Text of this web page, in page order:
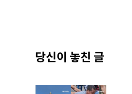
당신이 놓친 글